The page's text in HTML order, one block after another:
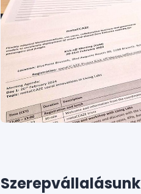
Szerepvállalásunk